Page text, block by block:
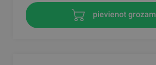
pievienot grozam